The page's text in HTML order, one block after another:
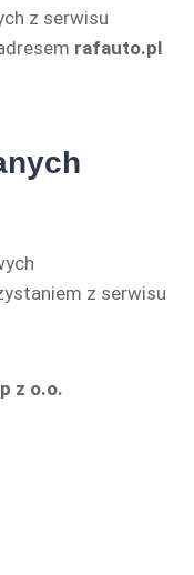
z serwisu
rafauto.pl
z serwisu
z o.o.